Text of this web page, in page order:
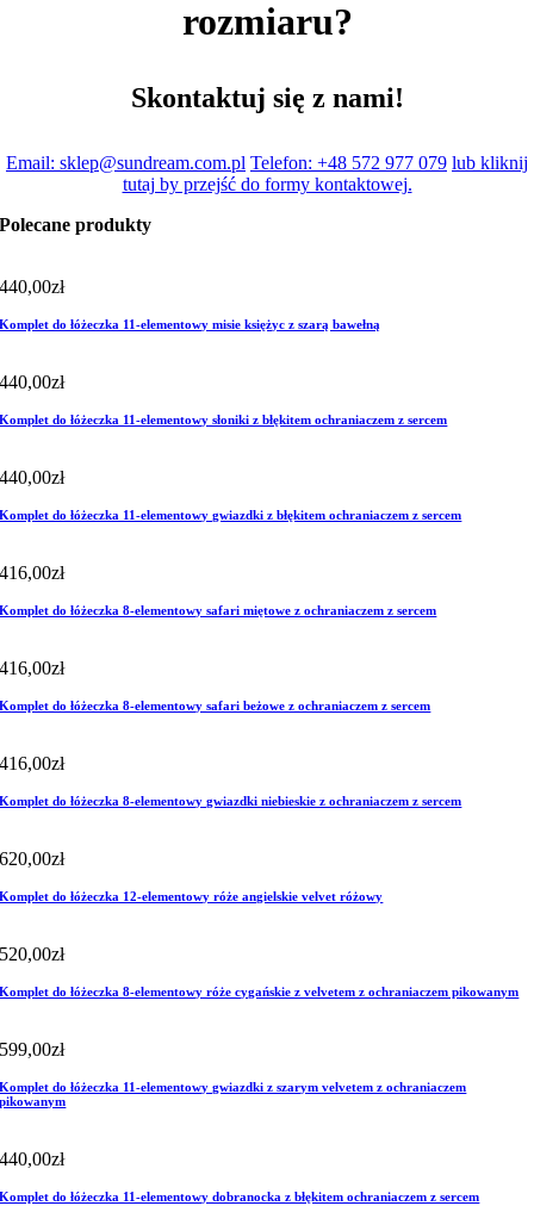
rozmiaru?
Skontaktuj się z nami!
Email: sklep@sundream.com.pl Telefon: +48 572 977 079 lub kliknij
tutaj by przejść do formy kontaktowej.
Polecane produkty
440,00zł
Komplet do łóżeczka 11-elementowy misie księżyc z szarą bawełną
440,00zł
Komplet do łóżeczka 11-elementowy słoniki z błękitem ochraniaczem z sercem
440,00zł
Komplet do łóżeczka 11-elementowy gwiazdki z błękitem ochraniaczem z sercem
416,00zł
Komplet do łóżeczka 8-elementowy safari miętowe z ochraniaczem z sercem
416,00zł
Komplet do łóżeczka 8-elementowy safari beżowe z ochraniaczem z sercem
416,00zł
Komplet do łóżeczka 8-elementowy gwiazdki niebieskie z ochraniaczem z sercem
620,00zł
Komplet do łóżeczka 12-elementowy róże angielskie velvet różowy
520,00zł
Komplet do łóżeczka 8-elementowy róże cygańskie z velvetem z ochraniaczem pikowanym
599,00zł
Komplet do łóżeczka 11-elementowy gwiazdki z szarym velvetem z ochraniaczem
pikowanym
440,00zł
Komplet do łóżeczka 11-elementowy dobranocka z błękitem ochraniaczem z sercem